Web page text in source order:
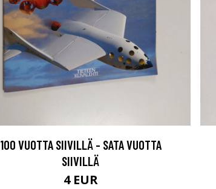
100 VUOTTA SIIVILLÄ - SATA VUOTTA
SIIVILLÄ
4 EUR